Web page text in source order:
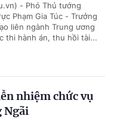
- Phó Thủ tướng
Phạm Gia Túc - Trưởng
liên ngành Trung ương
thi hành án, thu hồi tài...
nhiệm chức vụ
Ngãi